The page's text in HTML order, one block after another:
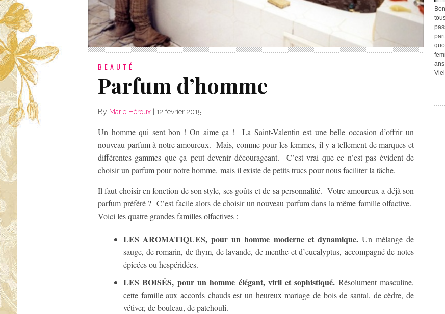
BEAUTÉ
Parfum d’homme
By Marie Héroux 12 février 2015
Un homme qui sent bon ! On aime ça ! La Saint-Valentin est une belle occasion d’offrir un
nouveau parfum à notre amoureux. Mais, comme pour les femmes, il y a tellement de marques et
différentes gammes que ça peut devenir décourageant. C’est vrai que ce n’est pas évident de
choisir un parfum pour notre homme, mais il existe de petits trucs pour nous faciliter la tâche.
Il faut choisir en fonction de son style, ses goûts et de sa personnalité. Votre amoureux a déjà son
parfum préféré ? C’est facile alors de choisir un nouveau parfum dans la même famille olfactive.
Voici les quatre grandes familles olfactives :
LES AROMATIQUES, pour un homme moderne et dynamique. Un mélange de
sauge, de romarin, de thym, de lavande, de menthe et d’eucalyptus, accompagné de notes
épicées ou hespéridées.
LES BOISÉS, pour un homme élégant, viril et sophistiqué. Résolument masculine,
cette famille aux accords chauds est un heureux mariage de bois de santal, de cèdre, de
vétiver, de bouleau, de patchouli.